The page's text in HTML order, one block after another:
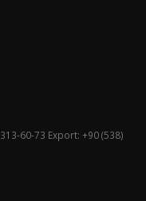
60-73 Export: +90 (538)